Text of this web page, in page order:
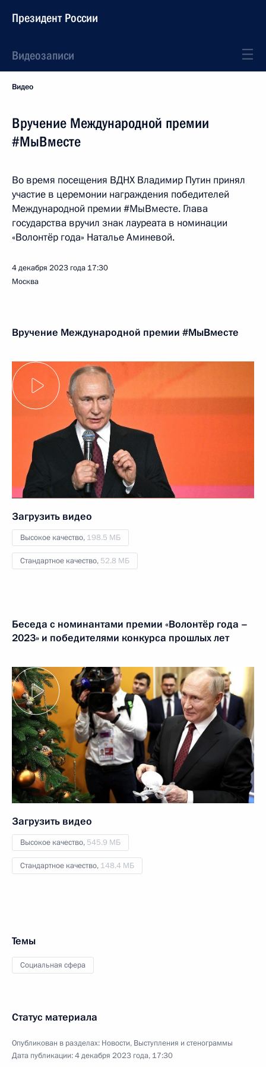
Президент России
Видеозаписи
Видео
Вручение Международной премии
#МыВместе
Во время посещения ВДНХ Владимир Путин принял
участие в церемонии награждения победителей
Международной премии #МыВместе. Глава
государства вручил знак лауреата в номинации
«Волонтёр года» Наталье Аминевой.
4 декабря 2023 года 17:30
Москва
Вручение Международной премии #МыВместе
Загрузить видео
Высокое качество, 198.5 МБ
Стандартное качество, 52.8 МБ
Беседа с номинантами премии «Волонтёр года –
2023» и победителями конкурса прошлых лет
Загрузить видео
Высокое качество, 545.9 МБ
Стандартное качество, 148.4 МБ
Темы
Социальная сфера
Статус материала
Опубликован в разделах: Новости, Выступления и стенограммы
Дата публикации:4 декабря 2023 года, 17:30